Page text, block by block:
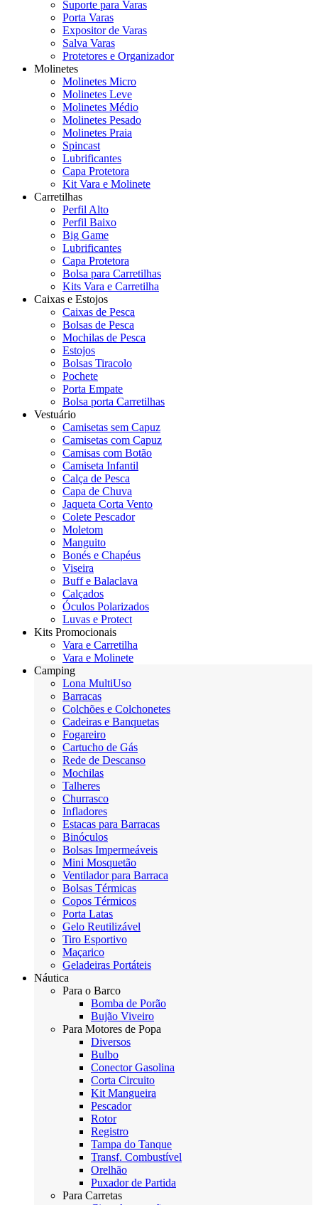
Suporte para Varas
Porta Varas
Expositor de Varas
Salva Varas
Protetores e Organizador
Molinetes
Molinetes Micro
Molinetes Leve
Molinetes Médio
Molinetes Pesado
Molinetes Praia
Spincast
Lubrificantes
Capa Protetora
Kit Vara e Molinete
Carretilhas
Perfil Alto
Perfil Baixo
Big Game
Lubrificantes
Capa Protetora
Bolsa para Carretilhas
Kits Vara e Carretilha
Caixas e Estojos
Caixas de Pesca
Bolsas de Pesca
Mochilas de Pesca
Estojos
Bolsas Tiracolo
Pochete
Porta Empate
Bolsa porta Carretilhas
Vestuário
Camisetas sem Capuz
Camisetas com Capuz
Camisas com Botão
Camiseta Infantil
Calça de Pesca
Capa de Chuva
Jaqueta Corta Vento
Colete Pescador
Moletom
Manguito
Bonés e Chapéus
Viseira
Buff e Balaclava
Calçados
Óculos Polarizados
Luvas e Protect
Kits Promocionais
Vara e Carretilha
Vara e Molinete
Camping
Lona MultiUso
Barracas
Colchões e Colchonetes
Cadeiras e Banquetas
Fogareiro
Cartucho de Gás
Rede de Descanso
Mochilas
Talheres
Churrasco
Infladores
Estacas para Barracas
Binóculos
Bolsas Impermeáveis
Mini Mosquetão
Ventilador para Barraca
Bolsas Térmicas
Copos Térmicos
Porta Latas
Gelo Reutilizável
Tiro Esportivo
Maçarico
Geladeiras Portáteis
Náutica
Para o Barco
Bomba de Porão
Bujão Viveiro
Para Motores de Popa
Diversos
Bulbo
Conector Gasolina
Corta Circuito
Kit Mangueira
Pescador
Rotor
Registro
Tampa do Tanque
Transf. Combustível
Orelhão
Puxador de Partida
Para Carretas